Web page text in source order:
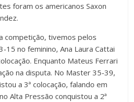
foram os americanos Saxon
competição, tivemos pelos
15 no feminino, Ana Laura Cattai
Enquanto Mateus Ferrari
na disputa. No Master 35-39,
a 3ª colocação, falando em
Alta Pressão conquistou a 2ª